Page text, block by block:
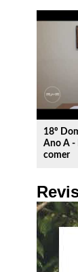
18º
Ano A -
comer